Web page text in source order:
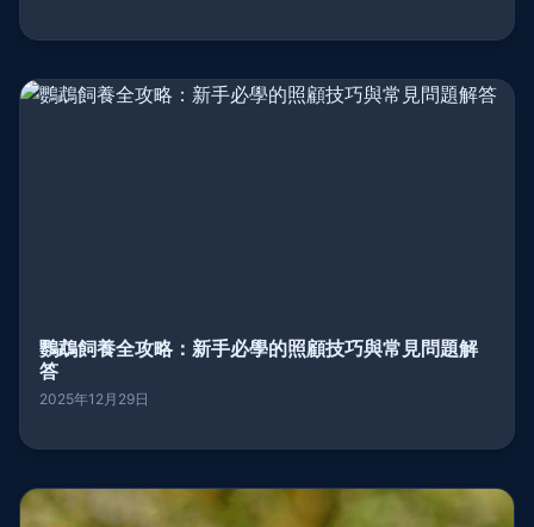
鸚鵡飼養全攻略：新手必學的照顧技巧與常見問題解
答
2025年12月29日